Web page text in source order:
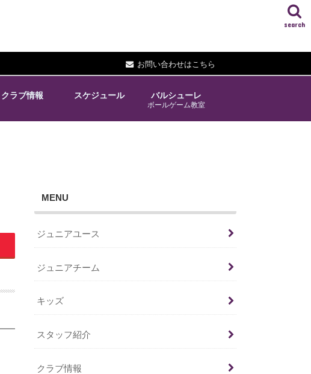
お問い合わせはこちら
search
クラブ情報 スケジュール バルシューレ
ボールゲーム教室
MENU
ジュニアユース
ジュニアチーム
キッズ
スタッフ紹介
クラブ情報